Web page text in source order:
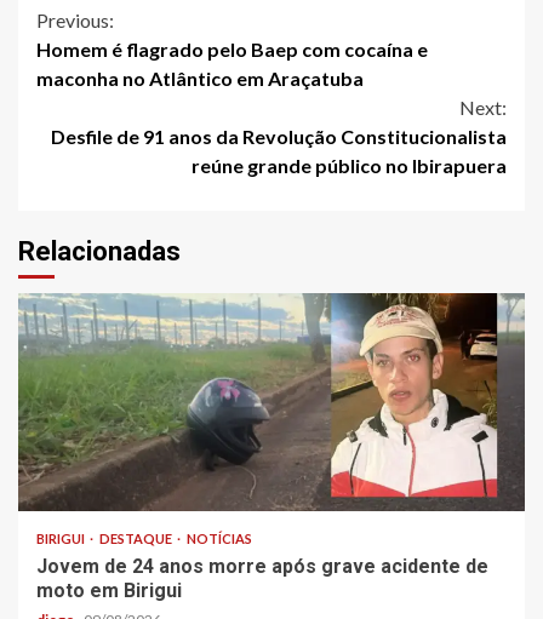
Continue
Reading
Previous:
Homem é flagrado pelo Baep com cocaína e
maconha no Atlântico em Araçatuba
Next:
Desfile de 91 anos da Revolução Constitucionalista
reúne grande público no Ibirapuera
Relacionadas
BIRIGUI DESTAQUE NOTÍCIAS
Jovem de 24 anos morre após grave acidente de
moto em Birigui